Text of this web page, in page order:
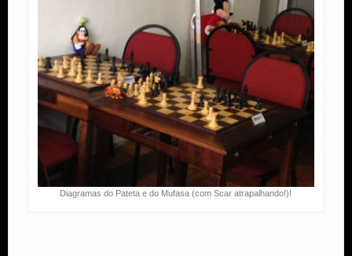
Diagramas do Pateta e do Mufasa (com Scar atrapalhando!)!